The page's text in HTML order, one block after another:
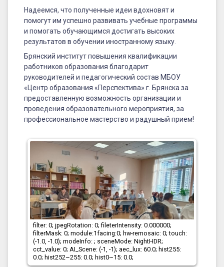
Надеемся, что полученные идеи вдохновят и
помогут им успешно развивать учебные программы
и помогать обучающимся достигать высоких
результатов в обучении иностранному языку.
Брянский институт повышения квалификации
работников образования благодарит
руководителей и педагогический состав МБОУ
«Центр образования «Перспектива» г. Брянска за
предоставленную возможность организации и
проведения образовательного мероприятия, за
профессиональное мастерство и радушный прием!
filter: 0; jpegRotation: 0; fileterIntensity: 0.000000;
filterMask: 0; module:1facing:0; hw-remosaic: 0; touch:
(-1.0, -1.0); modeInfo: ; sceneMode: NightHDR;
cct_value: 0; AI_Scene: (-1, -1); aec_lux: 60.0; hist255:
0.0; hist252~255: 0.0; hist0~15: 0.0;